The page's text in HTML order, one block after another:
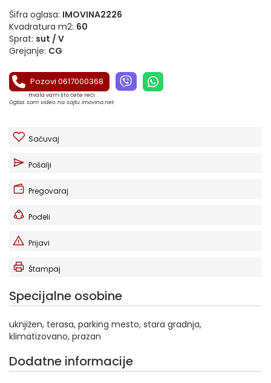
Šifra oglasa: IMOVINA2226
Kvadratura m2: 60
Sprat: sut / V
Grejanje: CG
Pozovi 0617000368
Hvala vam što ćete reći
Oglas sam video na sajtu imovina.net
Sačuvaj
Pošalji
Pregovaraj
Podeli
Prijavi
Štampaj
Specijalne osobine
uknjižen, terasa, parking mesto, stara gradnja,
klimatizovano, prazan
Dodatne informacije